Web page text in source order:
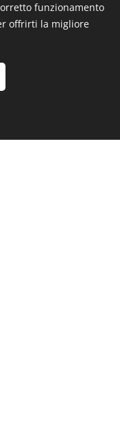
funzionamento
offrirti la migliore